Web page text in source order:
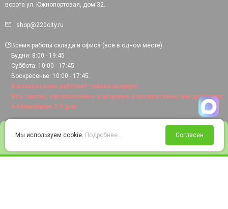
Войти Избранное Корзина
ворота ул. Южнопортовая, дом 32.
shop@220city.ru
Время работы склада и офиса (всё в одном месте):
Будни: 8:00 - 19:45
Суббота: 10:00 - 17:45
Воскресенье: 10:00 - 17:45.
В воскресенье работает только шоурум!
Все заказы, оформленные в шоуруме в воскресенье, мы доставим
в ближайшие 2-3 дня.
Мы используем cookie. Подробнее... Согласен